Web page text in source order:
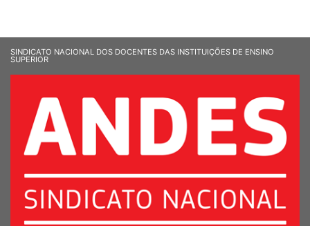
SINDICATO NACIONAL DOS DOCENTES DAS INSTITUIÇÕES DE ENSINO
SUPERIOR